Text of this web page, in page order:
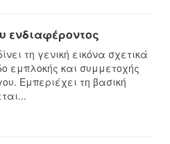
ενδιαφέροντος
τη γενική εικόνα σχετικά
εμπλοκής και συμμετοχής
Εμπεριέχει τη βασική